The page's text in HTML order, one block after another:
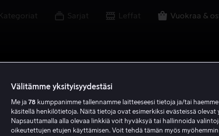
Kategoriat Sarjat Leffat Vuokraa &
Välitämme yksityisyydestäsi
Me ja 78 kumppanimme tallennamme laitteeseesi tietoja ja/tai
käsitellä henkilötietoja. Näitä tietoja ovat esimerkiksi evästeissä
Napsauttamalla alla olevaa linkkiä voit hyväksyä tai hallinnoida
oikeutettujen etujen käyttämisen. Voit tehdä tämän myös